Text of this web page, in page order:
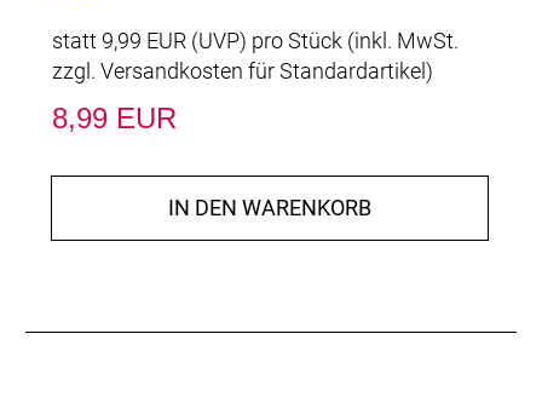
statt 9,99 EUR (UVP) pro Stück (inkl. MwSt.
zzgl. Versandkosten für Standardartikel)
8,99 EUR
IN DEN WARENKORB